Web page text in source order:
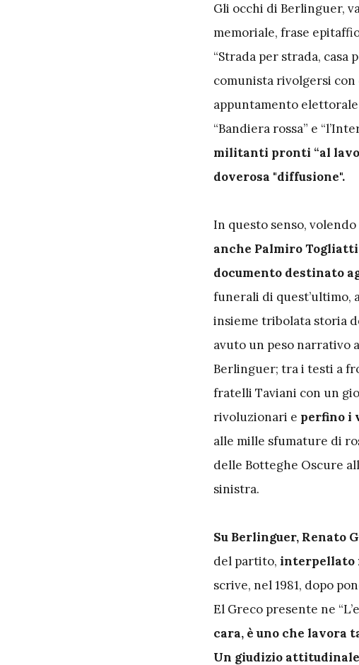
Gli occhi di Berlinguer,
memoriale, frase
“Strada per strada, casa
comunista rivolgersi con
appuntamento
“Bandiera rossa” e
militanti pronti “al
doverosa "diffusione".
In questo senso,
anche Palmiro
documento destinato
funerali di quest’ultimo,
insieme tribolata storia
avuto un peso narrativo
Berlinguer; tra i testi a
fratelli Taviani con un
rivoluzionari e perfino i
alle mille sfumature di
delle Botteghe Oscure
sinistra.
Su Berlinguer, Renato
del partito, interpellato
scrive, nel 1981, dopo
El Greco presente ne
cara, è uno che lavora
Un giudizio